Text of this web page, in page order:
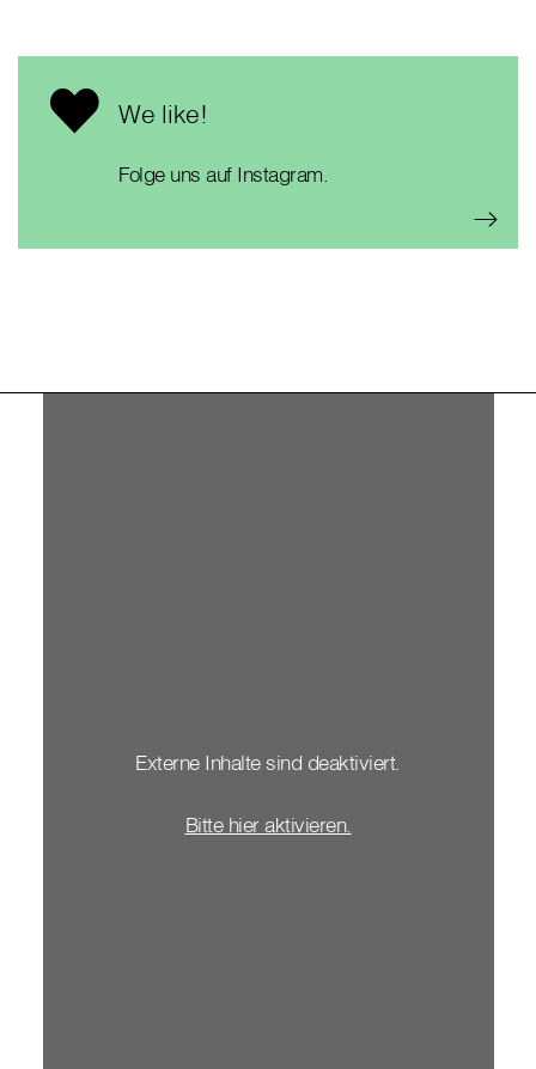
We like!
Folge uns auf Instagram.
Externe Inhalte sind deaktiviert.
Bitte hier aktivieren.